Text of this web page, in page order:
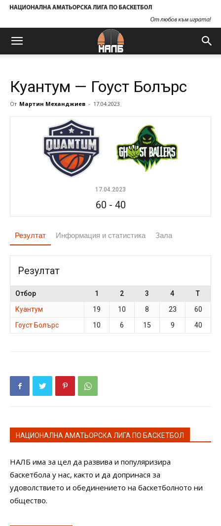
Куантум — Гоуст Болърс
От Мартин Механджиев - 17.04.2023
17.04.2023
60 - 40
Резултат Информация и статистика Зала
Резултат
Отбор 1 2 3 4
T
Куантум
19 10 8 23
60
Гоуст Болърс
10 6 15 9 40
НАЦИОНАЛНА АМАТЬОРСКА ЛИГА ПО БАСКЕТБОЛ
НАЛБ има за цел да развива и популяризира
баскетбола у нас, както и да допринася за
удоволствието и обединението на баскетболното ни
общество.